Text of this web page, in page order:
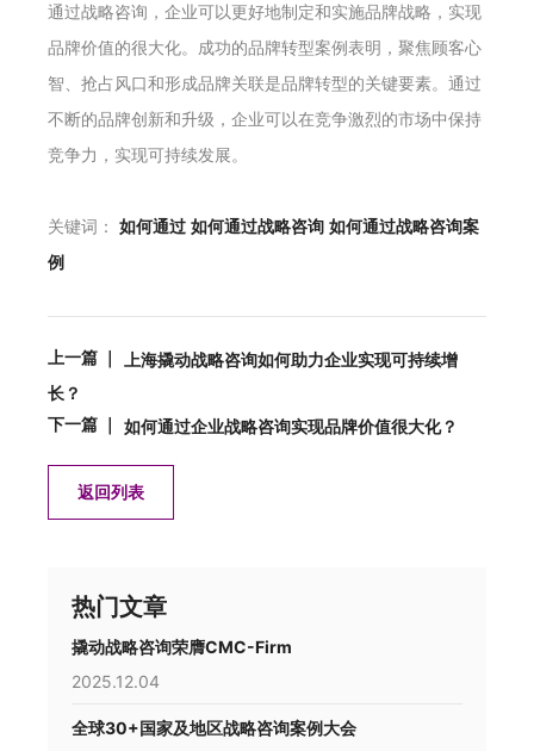
通过战略咨询，企业可以更好地制定和实施品牌战略，实现
品牌价值的很大化。成功的品牌转型案例表明，聚焦顾客心
智、抢占风口和形成品牌关联是品牌转型的关键要素。通过
不断的品牌创新和升级，企业可以在竞争激烈的市场中保持
竞争力，实现可持续发展。
关键词： 如何通过 如何通过战略咨询 如何通过战略咨询案
例
上一篇 ｜
上海撬动战略咨询如何助力企业实现可持续增
长？
下一篇 ｜
如何通过企业战略咨询实现品牌价值很大化？
返回列表
热门文章
撬动战略咨询荣膺CMC-Firm
2025.12.04
全球30+国家及地区战略咨询案例大会